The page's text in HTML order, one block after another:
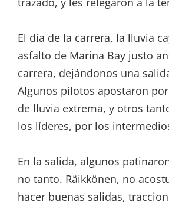
El día de la carrera, la lluvia
asfalto de Marina Bay justo
carrera, dejándonos una
Algunos pilotos apostaron
de lluvia extrema, y otros
los líderes, por los
En la salida, algunos
no tanto. Räikkönen, no
hacer buenas salidas,